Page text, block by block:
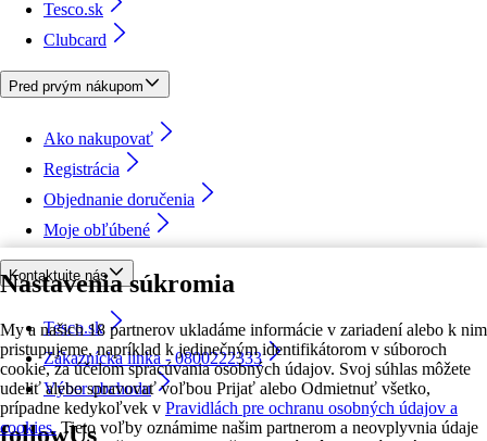
Nastavenia súkromia
My a našich 18 partnerov ukladáme informácie v zariadení alebo k nim
pristupujeme, napríklad k jedinečným identifikátorom v súboroch
cookie, za účelom spracúvania osobných údajov. Svoj súhlas môžete
udeliť alebo spravovať voľbou Prijať alebo Odmietnuť všetko,
prípadne kedykoľvek v Pravidlách pre ochranu osobných údajov a
cookies. Tieto voľby oznámime našim partnerom a neovplyvnia údaje
Tesco.sk
Clubcard
Pred prvým nákupom
Ako nakupovať
Registrácia
Objednanie doručenia
Moje obľúbené
Kontaktujte nás
Tesco.sk
Zákaznícka linka - 0800222333
Výber obchodu
followUs